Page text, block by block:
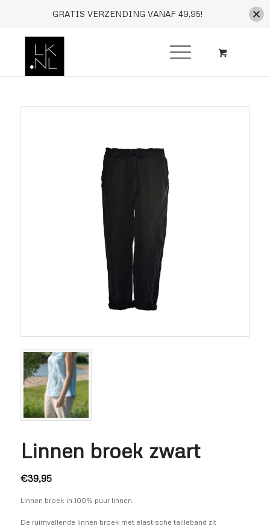
Linnen broek zwart
€39,95
Linnen broek in 100% puur linnen.
De ruimvallende linnen broek met elastische tailleband zit
GRATIS VERZENDING VANAF 49,95!